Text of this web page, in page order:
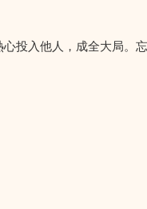
投入他人，成全大局。